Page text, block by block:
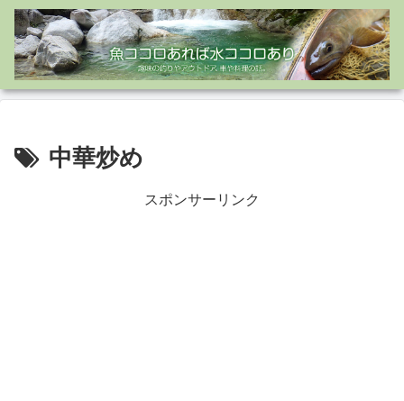
中華炒め
スポンサーリンク